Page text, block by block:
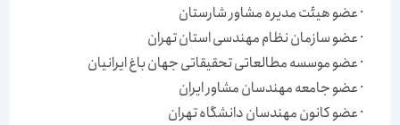
· عضو هیئت مدیره مشاور شارستان
· عضو سازمان نظام مهندسی استان تهران
· عضو موسسه مطالعاتی تحقیقاتی جهان باغ ایرانیان
· عضو جامعه مهندسان مشاور ایران
· عضو كانون مهندسان دانشگاه تهران